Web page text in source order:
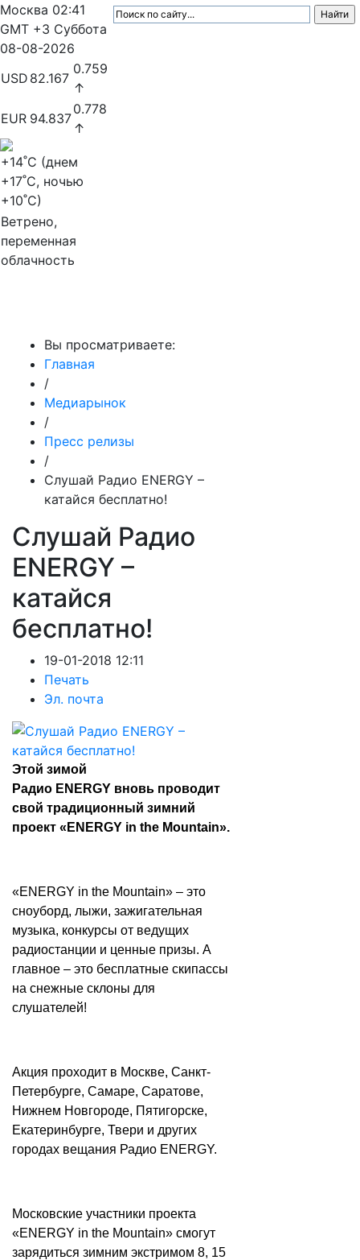
Москва 02:41
GMT +3 Суббота
08-08-2026
USD 82.167
0.759
↑
EUR 94.837
0.778
↑
+14˚C (днем
+17˚C, ночью
+10˚C)
Ветрено,
переменная
облачность
Вы просматриваете:
Главная
/
Медиарынок
/
Пресс релизы
/
Слушай Радио ENERGY –
катайся бесплатно!
Слушай Радио
ENERGY –
катайся
бесплатно!
19-01-2018 12:11
Печать
Эл. почта
Этой зимой
Радио ENERGY вновь проводит
свой традиционный зимний
проект «ENERGY in the Mountain».
«ENERGY in the Mountain» – это
сноуборд, лыжи, зажигательная
музыка, конкурсы от ведущих
радиостанции и ценные призы. А
главное – это бесплатные скипассы
на снежные склоны для
слушателей!
Акция проходит в Москве, Санкт-
Петербурге, Самаре, Саратове,
Нижнем Новгороде, Пятигорске,
Екатеринбурге, Твери и других
городах вещания Радио ENERGY.
Московские участники проекта
«ENERGY in the Mountain» смогут
зарядиться зимним экстримом 8, 15